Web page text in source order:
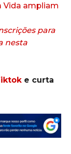
Vida ampliam
para
nesta
e curta